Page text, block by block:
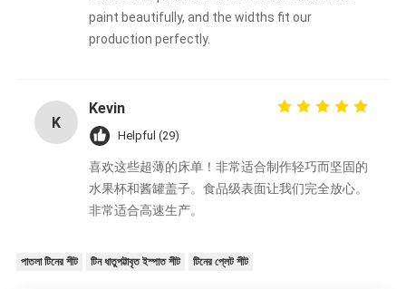
paint beautifully, and the widths fit our
production perfectly.
K
Kevin
Helpful (29)
喜欢这些超薄的床单！非常适合制作轻巧而坚固的
水果杯和酱罐盖子。食品级表面让我们完全放心。
非常适合高速生产。
পাতলা টিনের শীট টিন ধাতুপট্টাবৃত ইস্পাত শীট টিনের প্লেট শীট